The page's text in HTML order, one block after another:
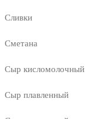
Сливки
Сметана
Сыр кисломолочный
Сыр плавленный